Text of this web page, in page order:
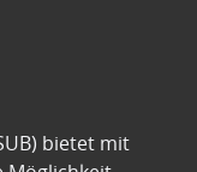
bietet mit